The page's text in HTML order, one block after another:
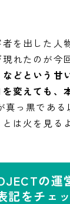
を出した人
れたのが今
などという甘
変えても、
真っ黒であ
は火を見る
の運
記をチェ